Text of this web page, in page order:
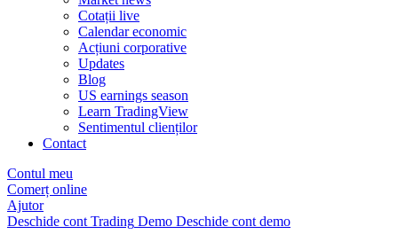
Cotații live
Calendar economic
Acțiuni corporative
Updates
Blog
US earnings season
Learn TradingView
Sentimentul clienților
Contact
Contul meu
Comerț online
Ajutor
Deschide cont Trading Demo Deschide cont demo